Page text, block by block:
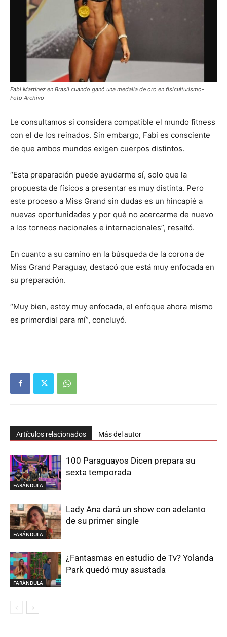
Fabi Martínez en Brasil cuando ganó una medalla de oro en fisiculturismo-
Foto Archivo
Le consultamos si considera compatible el mundo fitness
con el de los reinados. Sin embargo, Fabi es consciente
de que ambos mundos exigen cuerpos distintos.
“Esta preparación puede ayudarme sí, solo que la
propuesta de físicos a presentar es muy distinta. Pero
este proceso a Miss Grand sin dudas es un hincapié a
nuevas oportunidades y por qué no acercarme de nuevo
a los torneos nacionales e internacionales”, resaltó.
En cuanto a su camino en la búsqueda de la corona de
Miss Grand Paraguay, destacó que está muy enfocada en
su preparación.
“Muy bien, estoy muy enfocada, el enfoque ahora mismo
es primordial para mí”, concluyó.
Artículos relacionados Más del autor
FARÁNDULA
100 Paraguayos Dicen prepara su
sexta temporada
FARÁNDULA
Lady Ana dará un show con adelanto
de su primer single
FARÁNDULA
¿Fantasmas en estudio de Tv? Yolanda
Park quedó muy asustada